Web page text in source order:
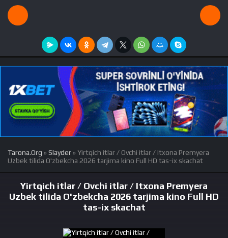
Tarona.Org »Slayder » Yirtqich itlar / Ovchi itlar / Itxona Premyera
Uzbek tilida O'zbekcha 2026 tarjima kino Full HD tas-ix skachat
Yirtqich itlar / Ovchi itlar / Itxona Premyera
Uzbek tilida O'zbekcha 2026 tarjima kino Full HD
tas-ix skachat